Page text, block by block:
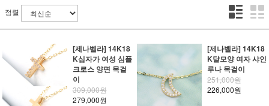
정렬
[제나벨라] 14K18
K십자가 여성 심플
크로스 양면 목걸
이
309,000원
279,000원
[제나벨라] 14K18
K달모양 여자 샤인
루나 목걸이
251,000원
226,000원